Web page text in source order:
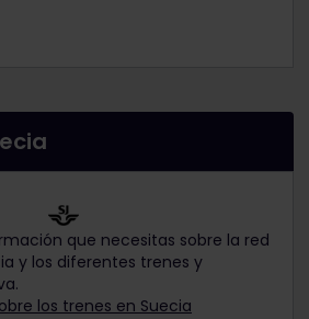
que necesitas sobre la red
y los diferentes trenes y
los trenes en Suecia